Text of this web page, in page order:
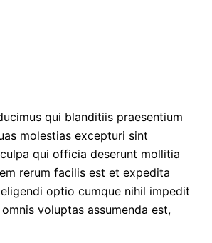
qui blanditiis praesentium
molestias excepturi sint
qui officia deserunt mollitia
rerum facilis est et expedita
optio cumque nihil impedit
voluptas assumenda est,